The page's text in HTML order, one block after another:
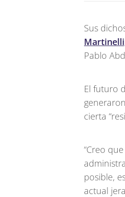
Sus
Pablo
El futuro
cierta
“Creo
posible,
actual